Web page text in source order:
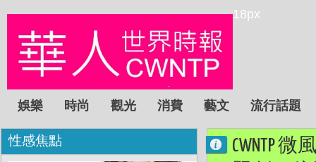
18px
娛樂 時尚 觀光 消費 藝文 流行話題
CWNTP
性感焦點